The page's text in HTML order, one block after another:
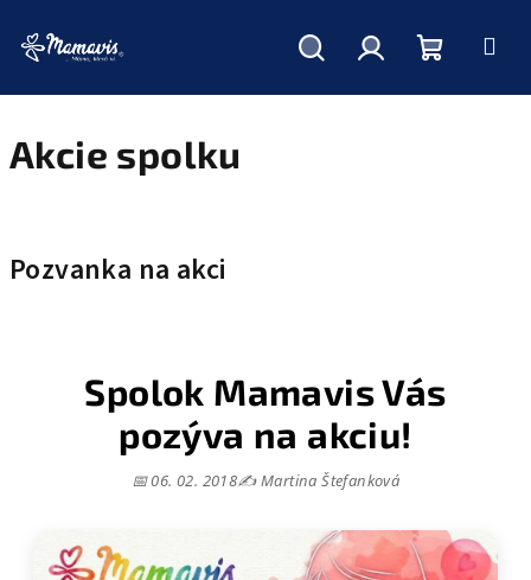
Akcie spolku
p
Pozvanka na akci
Spolok Mamavis Vás
pozýva na akciu!
📅 06. 02. 2018✍️ Martina Štefanková